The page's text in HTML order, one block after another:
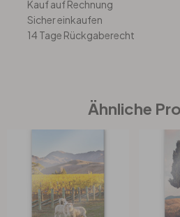
Büro
Eingangsbereich
Kauf auf Rechnung
Sicher einkaufen
14 Tage Rückgaberecht
Ähnliche